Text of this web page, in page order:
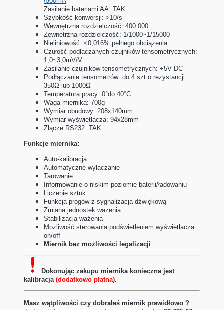
Zasilanie bateriami AA: TAK
Szybkość konwersji: >10/s
Wewnętrzna rozdzielczość: 400 000
Zewnętrzna rozdzielczość: 1/1000~1/15000
Nieliniowość: <0,016% pełnego obciążenia
Czułość podłączanych czujników tensometrycznych:
1,0~3,0mV/V
Zasilanie czujników tensometrycznych: +5V DC
Podłączanie tensometrów: do 4 szt o rezystancji
350Ω lub 1000Ω
Temperatura pracy: 0°do 40°C
Waga miernika: 700g
Wymiar obudowy: 208x140mm
Wymiar wyświetlacza: 94x28mm
Złącze RS232: TAK
Funkcje miernika:
Auto-kalibracja
Automatyczne wyłączanie
Tarowanie
Informowanie o niskim poziomie baterii/ładowaniu
Liczenie sztuk
Funkcja progów z sygnalizacją dźwiękową
Zmiana jednostek ważenia
Stabilizacja ważenia
Możliwość sterowania podświetleniem wyświetlacza
on/off
Miernik bez możliwości legalizacji
Dokonując zakupu miernika konieczna jest
kalibracja(dodatkowo płatna).
Masz wątpliwości czy dobrałeś miernik prawidłowo ?